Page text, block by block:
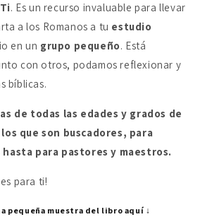
. Es un recurso invaluable para llevar
a los Romanos a tu estudio
en un grupo pequeño. Está
con otros, podamos reflexionar y
bíblicas.
de todas las edades y grados de
que son buscadores, para
para pastores y maestros.
para ti!
pequeña muestra del libro aquí ↓